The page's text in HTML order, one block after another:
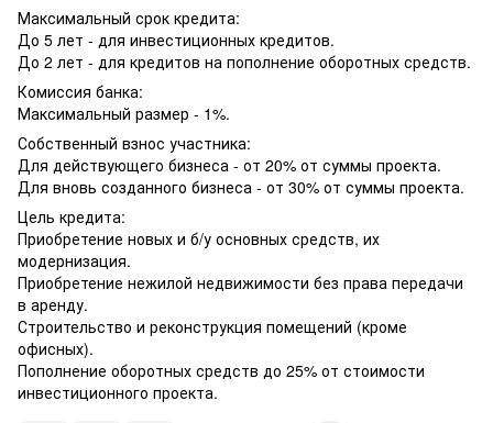
Максимальный срок кредита:
До 5 лет - для инвестиционных кредитов.
До 2 лет - для кредитов на пополнение оборотных средств.
Комиссия банка:
Максимальный размер - 1%.
Собственный взнос участника:
Для действующего бизнеса - от 20% от суммы проекта.
Для вновь созданного бизнеса - от 30% от суммы проекта.
Цель кредита:
Приобретение новых и б/у основных средств, их
модернизация.
Приобретение нежилой недвижимости без права передачи
в аренду.
Строительство и реконструкция помещений (кроме
офисных).
Пополнение оборотных средств до 25% от стоимости
инвестиционного проекта.